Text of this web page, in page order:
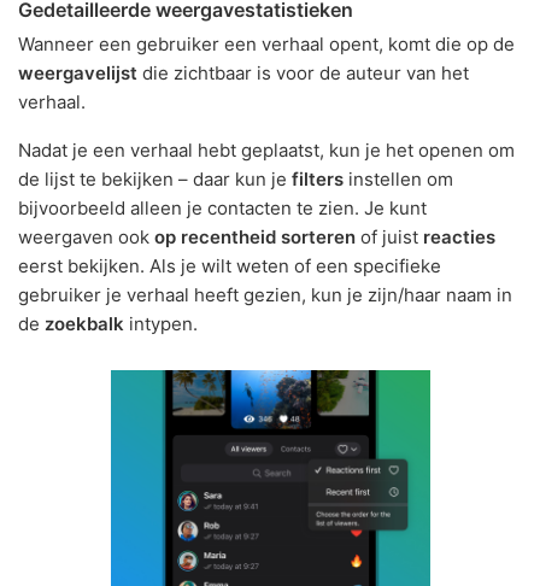
Gedetailleerde weergavestatistieken
Wanneer een gebruiker een verhaal opent, komt die op de
weergavelijst die zichtbaar is voor de auteur van het
verhaal.
Nadat je een verhaal hebt geplaatst, kun je het openen om
de lijst te bekijken – daar kun je filters instellen om
bijvoorbeeld alleen je contacten te zien. Je kunt
weergaven ook op recentheid sorteren of juist reacties
eerst bekijken. Als je wilt weten of een specifieke
gebruiker je verhaal heeft gezien, kun je zijn/haar naam in
de zoekbalk intypen.